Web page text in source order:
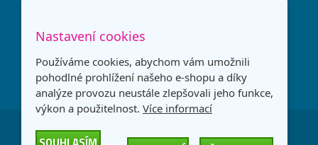
Česká republika Slovensko
Nastavení cookies
Používáme cookies, abychom vám umožnili
pohodlné prohlížení našeho e-shopu a díky
analýze provozu neustále zlepšovali jeho funkce,
výkon a použitelnost. Více informací